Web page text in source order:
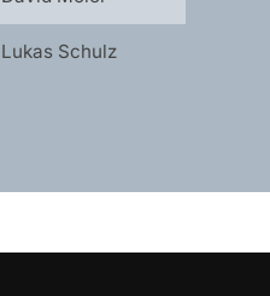
Lukas Schulz